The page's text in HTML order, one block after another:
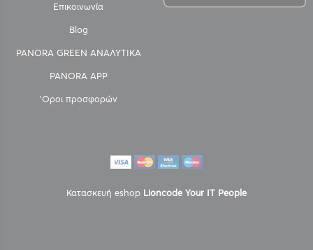
Επικοινωνία
Blog
PANORA GREEN ΑΝΑΛΥΤΙΚΑ
PANORA APP
'Οροι προσφορών
Κατασκευή eshop Lioncode Your IT People